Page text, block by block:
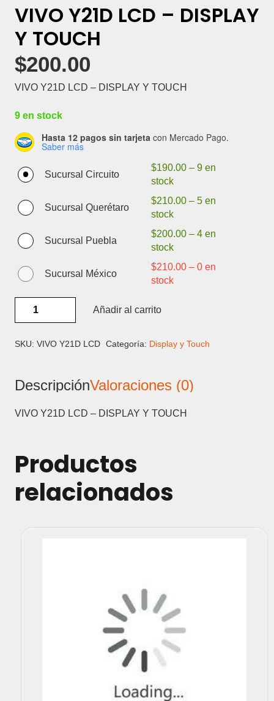
VIVO Y21D LCD – DISPLAY
Y TOUCH
$200.00
VIVO Y21D LCD – DISPLAY Y TOUCH
9 en stock
Hasta 12 pagos sin tarjeta con Mercado Pago.
Saber más
Sucursal Circuito
$190.00– 9 en
stock
Sucursal Querétaro
$210.00– 5 en
stock
Sucursal Puebla
$200.00– 4 en
stock
Sucursal México
$210.00– 0 en
stock
Y21D
-
TOUCH
Añadir al carrito
SKU: VIVO Y21D LCD Categoría: Display y Touch
DescripciónValoraciones (0)
VIVO Y21D LCD – DISPLAY Y TOUCH
Productos
relacionados